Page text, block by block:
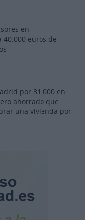
en
40.000 euros de
por 31.000 en
ahorrado que
una vivienda por